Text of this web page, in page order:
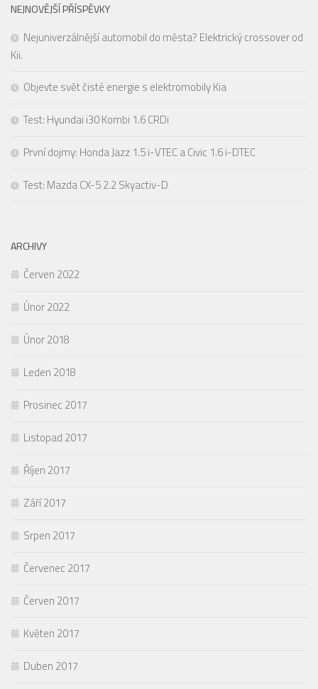
NEJNOVĚJŠÍ PŘÍSPĚVKY
Nejuniverzálnější automobil do města? Elektrický crossover od
Kii.
Objevte svět čisté energie s elektromobily Kia
Test: Hyundai i30 Kombi 1.6 CRDi
První dojmy: Honda Jazz 1.5 i-VTEC a Civic 1.6 i-DTEC
Test: Mazda CX-5 2.2 Skyactiv-D
ARCHIVY
Červen 2022
Únor 2022
Únor 2018
Leden 2018
Prosinec 2017
Listopad 2017
Říjen 2017
Září 2017
Srpen 2017
Červenec 2017
Červen 2017
Květen 2017
Duben 2017